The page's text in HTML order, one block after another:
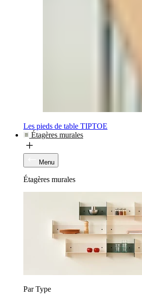
Les pieds de table TIPTOE
Étagères murales
Menu
Étagères murales
Par Type